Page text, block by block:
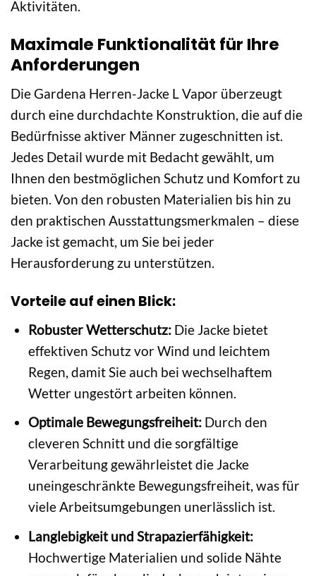
Aktivitäten.
Maximale Funktionalität für Ihre
Anforderungen
Die Gardena Herren-Jacke L Vapor überzeugt
durch eine durchdachte Konstruktion, die auf die
Bedürfnisse aktiver Männer zugeschnitten ist.
Jedes Detail wurde mit Bedacht gewählt, um
Ihnen den bestmöglichen Schutz und Komfort zu
bieten. Von den robusten Materialien bis hin zu
den praktischen Ausstattungsmerkmalen – diese
Jacke ist gemacht, um Sie bei jeder
Herausforderung zu unterstützen.
Vorteile auf einen Blick:
Robuster Wetterschutz:Die Jacke bietet
effektiven Schutz vor Wind und leichtem
Regen, damit Sie auch bei wechselhaftem
Wetter ungestört arbeiten können.
Optimale Bewegungsfreiheit:Durch den
cleveren Schnitt und die sorgfältige
Verarbeitung gewährleistet die Jacke
uneingeschränkte Bewegungsfreiheit, was für
viele Arbeitsumgebungen unerlässlich ist.
Langlebigkeit und Strapazierfähigkeit:
Hochwertige Materialien und solide Nähte